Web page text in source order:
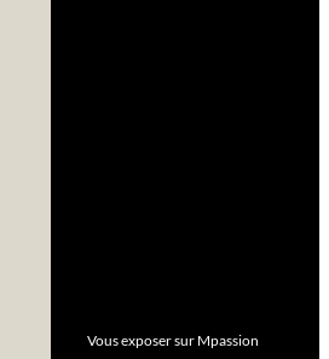
Vous exposer sur Mpassion